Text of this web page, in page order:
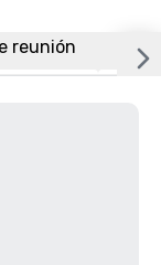
reunión